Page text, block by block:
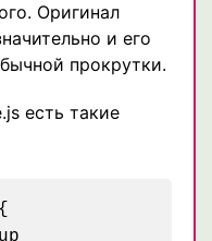
Оригинал
и его
прокрутки.
есть такие